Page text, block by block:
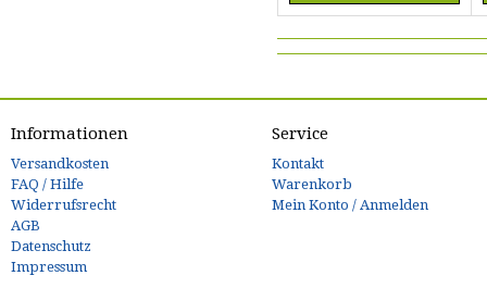
Informationen
Versandkosten
FAQ / Hilfe
Widerrufsrecht
AGB
Datenschutz
Impressum
Service
Kontakt
Warenkorb
Mein Konto / Anmelden